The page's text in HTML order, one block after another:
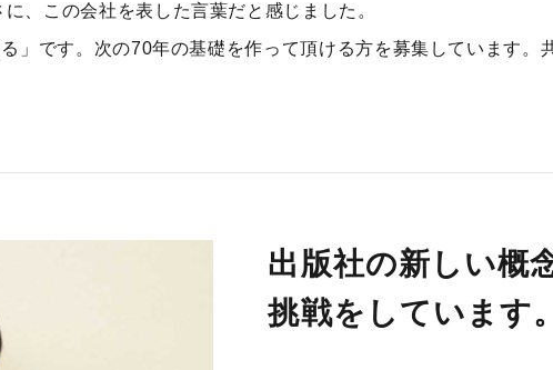
、この会社を表した言葉だと感じました。
」です。次の70年の基礎を作って頂ける方を募集しています。
出版社の新しい概
挑戦をしています。